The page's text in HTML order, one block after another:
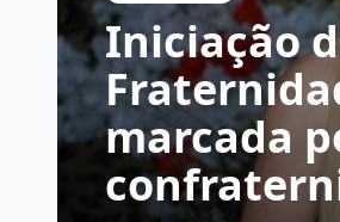
Iniciação
marcada